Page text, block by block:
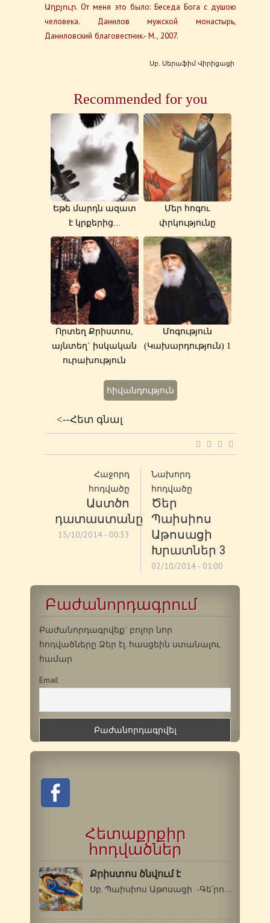
Աղբյուր. От меня это было: Беседа Бога с душою
человека. Данилов мужской монастырь,
Даниловский благовестник.- М., 2007.
Սբ. Սերաֆիմ Վիրիցացի
Recommended for you
Եթե մարդն ազատ
է կրքերից...
Մեր հոգու
փրկությունը
Որտեղ Քրիստոս,
այնտեղ` իսկական
ուրախություն
Մոգություն
(Կախարդություն) 1
հիվանդություն
<--Հետ գնալ
Հաջորդ
հոդվածը
Աստծո
դատաստանը
15/10/2014 - 00:33
Նախորդ
հոդվածը
Ծեր
Պաիսիոս
Աթոսացի
Խրատներ 3
02/10/2014 - 01:00
Բաժանորդագրում
Բաժանորդագրվեք` բոլոր նոր
հոդվածները Ձեր էլ. հասցեին ստանալու
համար
Email
Հետաքրքիր
հոդվածներ
Քրիստոս ծնվում է
Սբ. Պաիսիոս Աթոսացի -Գե՛րոնդա, Սբ.…